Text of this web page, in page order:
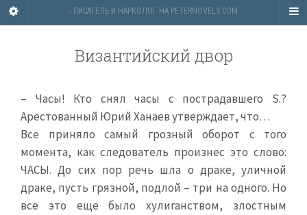
- ПИСАТЕЛЬ И НАРКОЛОГ НА PETERNOVELS.COM
Византийский двор
– Часы! Кто снял часы с пострадавшего S.?
Арестованный Юрий Ханаев утверждает, что…
Все приняло самый грозный оборот с того
момента, как следователь произнес это слово:
ЧАСЫ. До сих пор речь шла о драке, уличной
драке, пусть грязной, подлой – три на одного. Но
все это еще было хулиганством, злостным